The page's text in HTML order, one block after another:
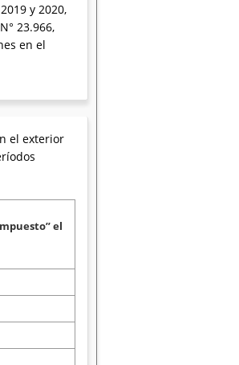
y 2020,
23.966,
en el
el exterior
el